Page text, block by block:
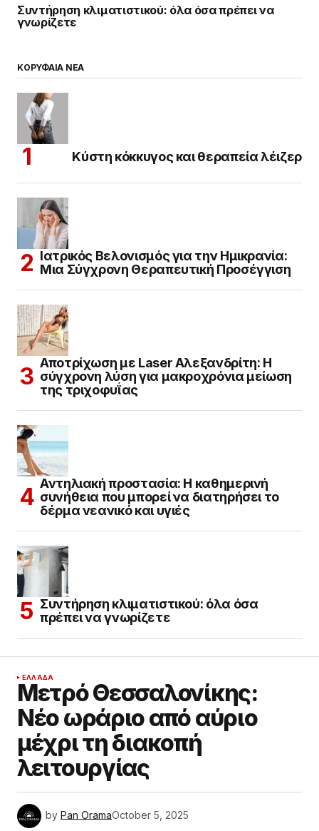
Συντήρηση κλιματιστικού: όλα όσα πρέπει να
γνωρίζετε
ΚΟΡΥΦΑΙΑ ΝΕΑ
Κύστη κόκκυγος και θεραπεία λέιζερ
Ιατρικός Βελονισμός για την Ημικρανία:
Μια Σύγχρονη Θεραπευτική Προσέγγιση
Αποτρίχωση με Laser Αλεξανδρίτη: Η
σύγχρονη λύση για μακροχρόνια μείωση
της τριχοφυΐας
Αντηλιακή προστασία: Η καθημερινή
συνήθεια που μπορεί να διατηρήσει το
δέρμα νεανικό και υγιές
Συντήρηση κλιματιστικού: όλα όσα
πρέπει να γνωρίζετε
ΕΛΛΆΔΑ
Μετρό Θεσσαλονίκης:
Νέο ωράριο από αύριο
μέχρι τη διακοπή
λειτουργίας
by Pan OramaOctober 5, 2025